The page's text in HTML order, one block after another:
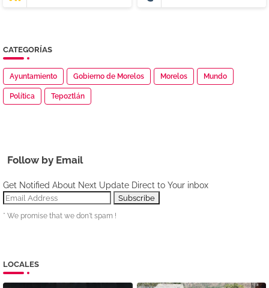
CATEGORÍAS
Ayuntamiento Gobierno de Morelos Morelos Mundo
Política Tepoztlán
Follow by Email
Get Notified About Next Update Direct to Your inbox
* We promise that we don't spam !
LOCALES